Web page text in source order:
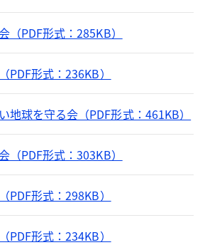
（PDF形式：285KB）
PDF形式：236KB）
地球を守る会（PDF形式：461KB）
（PDF形式：303KB）
PDF形式：298KB）
PDF形式：234KB）